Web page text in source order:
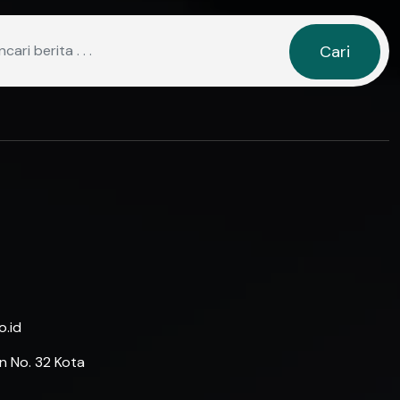
Cari
No. 32 Kota